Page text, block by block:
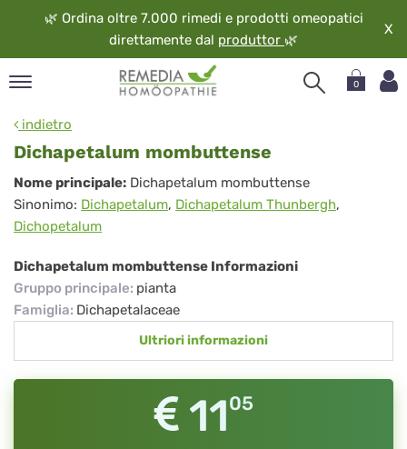
🌿 Ordina oltre 7.000 rimedi e prodotti omeopatici
direttamente dal produttor 🌿
X
0
indietro
Dichapetalum mombuttense
Dichapetalum
mombuttense
Nome principale: Dichapetalum mombuttense
Sinonimo: Dichapetalum, Dichapetalum Thunbergh,
Dichopetalum
Dichapetalum mombuttense Informazioni
Gruppo principale: pianta
Famiglia: Dichapetalaceae
Ultriori informazioni
1105